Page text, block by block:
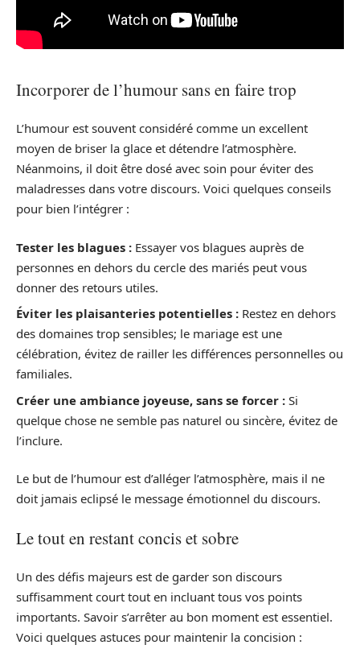
Incorporer de l’humour sans en faire trop
L’humour est souvent considéré comme un excellent
moyen de briser la glace et détendre l’atmosphère.
Néanmoins, il doit être dosé avec soin pour éviter des
maladresses dans votre discours. Voici quelques conseils
pour bien l’intégrer :
Tester les blagues : Essayer vos blagues auprès de
personnes en dehors du cercle des mariés peut vous
donner des retours utiles.
Éviter les plaisanteries potentielles : Restez en dehors
des domaines trop sensibles; le mariage est une
célébration, évitez de railler les différences personnelles ou
familiales.
Créer une ambiance joyeuse, sans se forcer : Si
quelque chose ne semble pas naturel ou sincère, évitez de
l’inclure.
Le but de l’humour est d’alléger l’atmosphère, mais il ne
doit jamais eclipsé le message émotionnel du discours.
Le tout en restant concis et sobre
Un des défis majeurs est de garder son discours
suffisamment court tout en incluant tous vos points
importants. Savoir s’arrêter au bon moment est essentiel.
Voici quelques astuces pour maintenir la concision :